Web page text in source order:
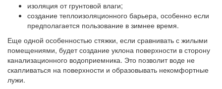
изоляция от грунтовой влаги;
создание теплоизоляционного барьера, особенно если
предполагается пользование в зимнее время.
Еще одной особенностью стяжки, если сравнивать с жилыми
помещениями, будет создание уклона поверхности в сторону
канализационного водоприемника. Это позволит воде не
скапливаться на поверхности и образовывать некомфортные
лужи.